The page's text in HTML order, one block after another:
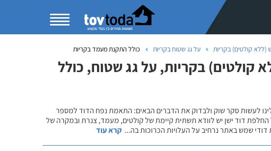
קולטים) בקריות על גג שטוח בקריות כולל התקנת מעמד בקריות
קולטים) בקריות, על גג שטוח, כולל
לעשות סקר שוק ולבדוק את הדברים הבאים: התאמת נפח הדוד למספר
דוד ישן יש לוודא תשתית קיימת של קולטים, מעמד, צנרת ובמקרה של
שמש באתר נרחיב על העלויות הכרוכות בה... קרא עוד